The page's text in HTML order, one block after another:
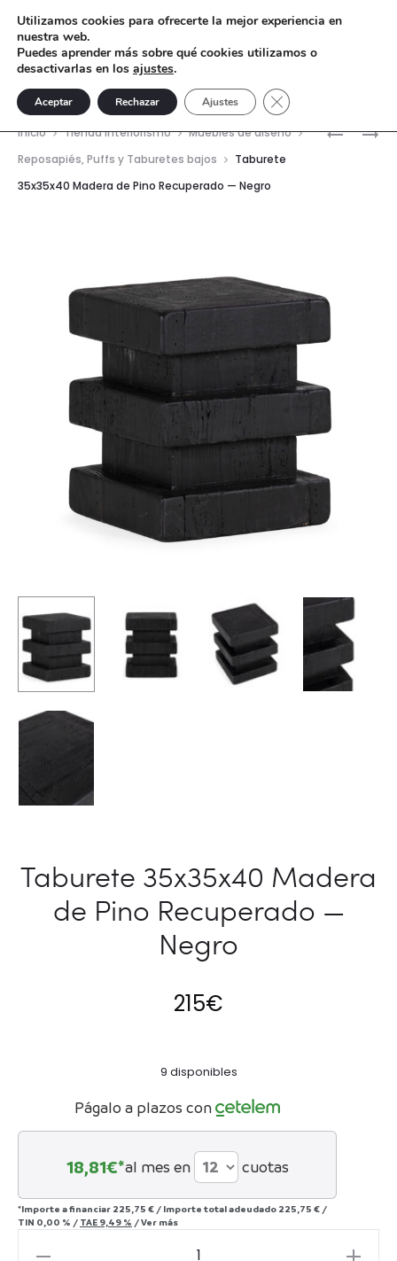
MESA
SILLÓN
Inicio Tienda interiorismo
Muebles de diseño
Reposapiés, Puffs y Taburetes bajos
Taburete
35x35x40 Madera de Pino Recuperado — Negro
Taburete 35x35x40 Madera
de Pino Recuperado —
Negro
215€
9 disponibles
Págalo a plazos con
18,81€*al mes en cuotas
*Importe a financiar 225,75 € / Importe total adeudado 225,75 € /
TIN 0,00 % / TAE 9,49 % /Ver más
Utilizamos cookies para ofrecerte la mejor experiencia en
nuestra web.
Puedes aprender más sobre qué cookies utilizamos o
desactivarlas en los ajustes.
Aceptar Rechazar Ajustes Cerrar el banner de